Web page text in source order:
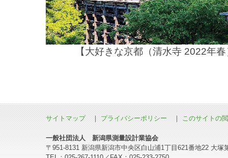
【大好きな京都（清水寺 2022年
サイトマップ｜ プライバシーポリシー ｜ このサイトの
一般社団法人 新潟県測量設計業協会
〒951-8131 新潟県新潟市中央区白山浦1丁目621番地22 大塚